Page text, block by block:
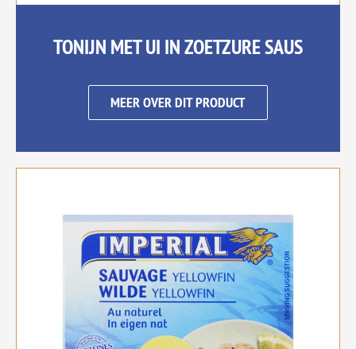
TONIJN MET UI IN ZOETZURE SAUS
MEER OVER DIT PRODUCT